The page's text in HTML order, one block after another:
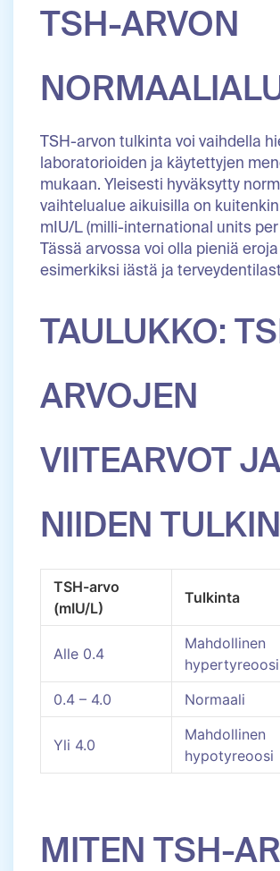
TSH-ARVON
TSH-arvon tulkinta voi vaihdella
laboratorioiden ja käytettyjen
mukaan. Yleisesti hyväksytty
vaihtelualue aikuisilla on
mIU/L (milli-international units per
Tässä arvossa voi olla pieniä
esimerkiksi iästä ja
TAULUKKO:
ARVOJEN
VIITEARVOT
NIIDEN
TSH-arvo
(mIU/L)
Tulkinta
Alle 0.4
Mahdollinen
hypertyreoosi
0.4 – 4.0
Normaali
Yli 4.0
Mahdollinen
hypotyreoosi
MITEN TSH-